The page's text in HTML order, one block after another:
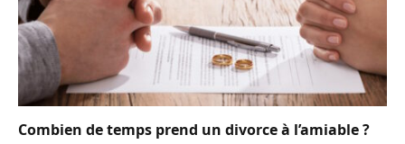
Combien de temps prend un divorce à l’amiable ?